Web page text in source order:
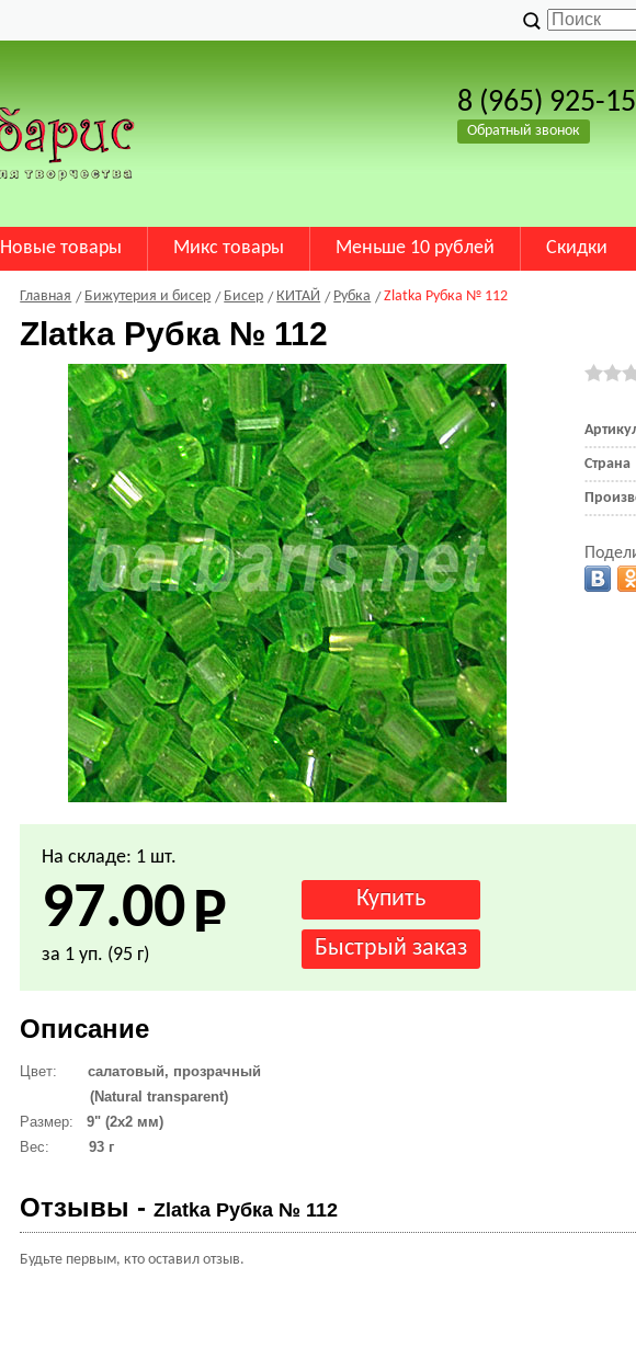
8 (965) 925-
Обратный звонок
Новые товары Микс товары Меньше 10 рублей Скидки
Главная Бижутерия и бисер Бисер КИТАЙ Рубка Zlatka Рубка № 112
Zlatka Рубка № 112
Страна
На складе: 1 шт.
97.00
за 1 уп. (95 г)
Описание
Цвет:
салатовый, прозрачный
(Natural transparent)
Размер:
9" (2х2 мм)
Вес:
93 г
Отзывы -Zlatka Рубка № 112
Будьте первым, кто оставил отзыв.